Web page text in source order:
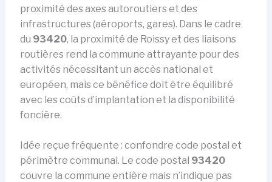
proximité des axes autoroutiers et des
infrastructures (aéroports, gares). Dans le cadre
du 93420, la proximité de Roissy et des liaisons
routières rend la commune attrayante pour des
activités nécessitant un accès national et
européen, mais ce bénéfice doit être équilibré
avec les coûts d’implantation et la disponibilité
foncière.
Idée reçue fréquente : confondre code postal et
périmètre communal. Le code postal 93420
couvre la commune entière mais n’indique pas